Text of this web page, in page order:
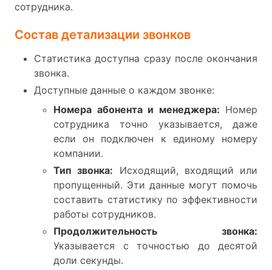
сотрудника.
Состав детализации звонков
Статистика доступна сразу после окончания
звонка.
Доступные данные о каждом звонке:
Номера абонента и менеджера: Номер
сотрудника точно указывается, даже
если он подключен к единому номеру
компании.
Тип звонка: Исходящий, входящий или
пропущенный. Эти данные могут помочь
составить статистику по эффективности
работы сотрудников.
Продолжительность звонка:
Указывается с точностью до десятой
доли секунды.